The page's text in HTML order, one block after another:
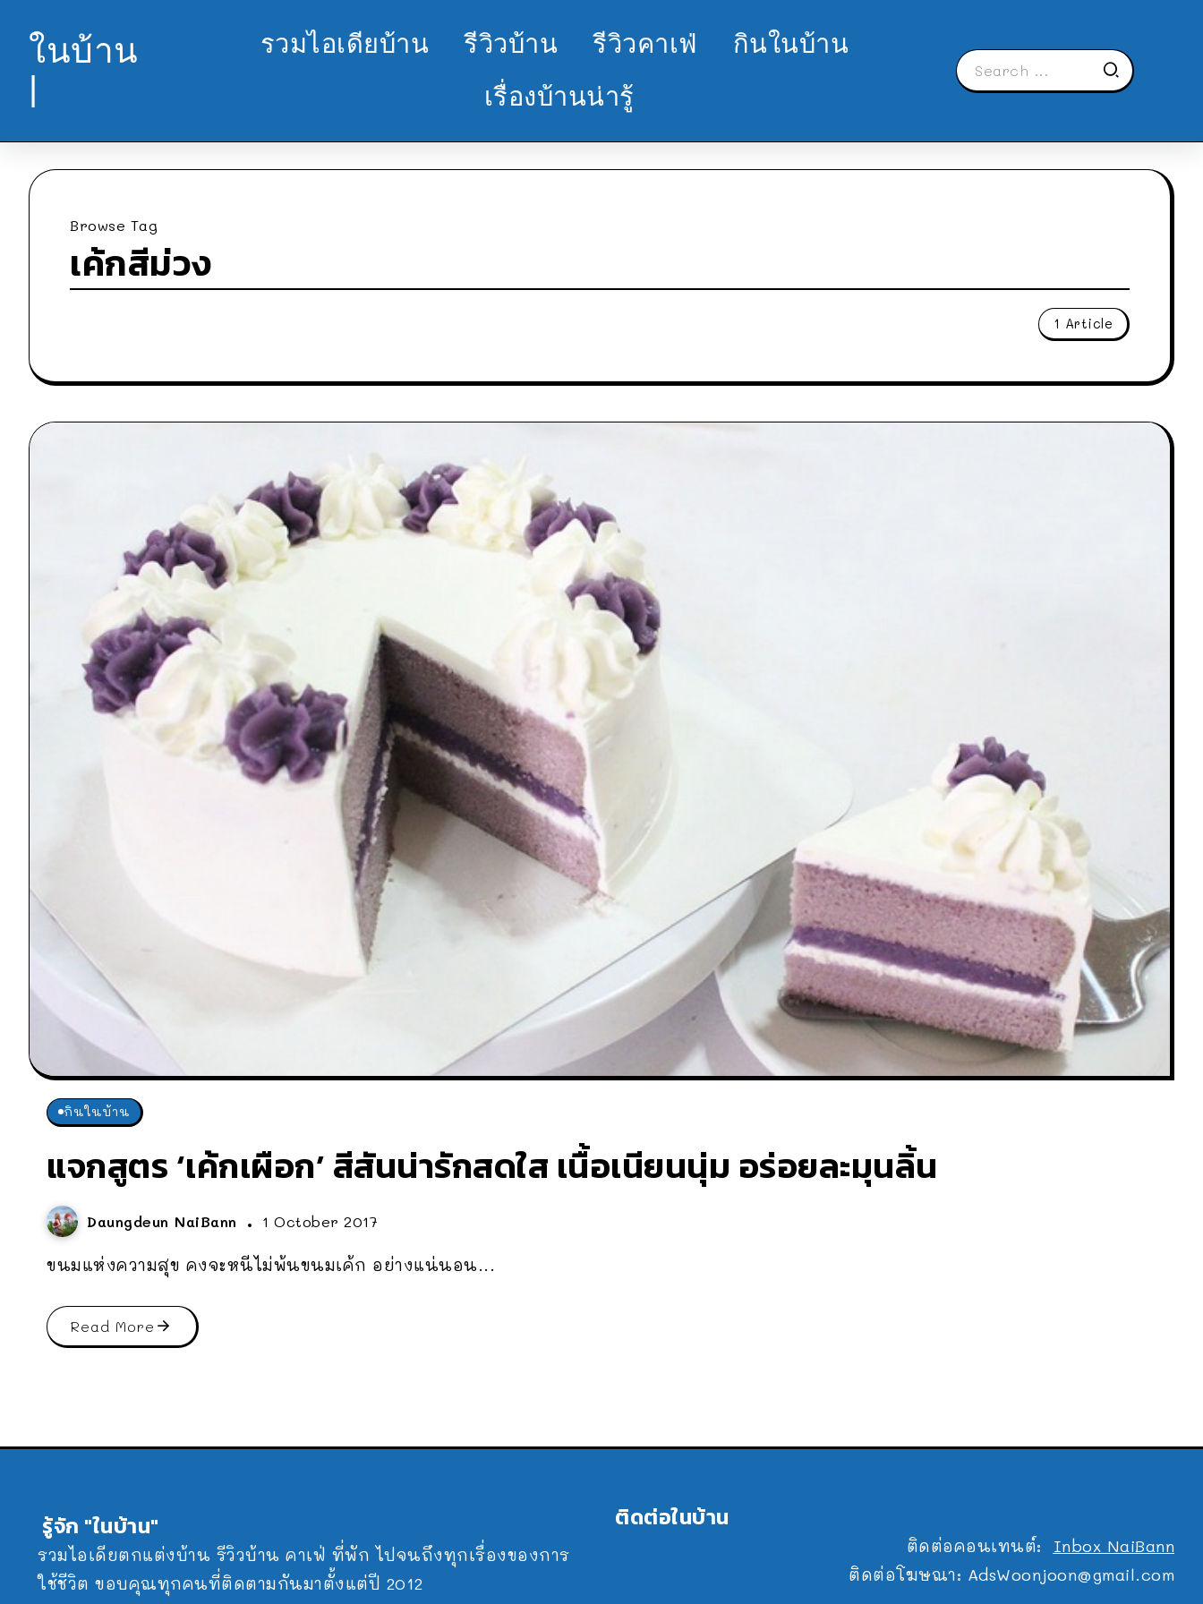
ในบ้าน
|
รวมไอเดียบ้าน รีวิวบ้าน รีวิวคาเฟ่
กินในบ้าน
เรื่องบ้านน่ารู้
Browse Tag
เค้กสีม่วง
1 Article
กินในบ้าน
แจกสูตร ‘เค้กเผือก’ สีสันน่ารักสดใส เนื้อเนียนนุ่ม อร่อยละมุนลิ้น
Daungdeun NaiBann 1 October 2017
ขนมแห่งความสุข คงจะหนีไม่พ้นขนมเค้ก อย่างแน่นอน...
Read More
รู้จัก "ในบ้าน"
รวมไอเดียตกแต่งบ้าน รีวิวบ้าน คาเฟ่ ที่พัก ไปจนถึงทุกเรื่องของการ
ใช้ชีวิต ขอบคุณทุกคนที่ติดตามกันมาตั้งแต่ปี 2012
ติดต่อในบ้าน
ติดต่อคอนเทนต์: Inbox NaiBann
ติดต่อโฆษณา: AdsWoonjoon@gmail.com